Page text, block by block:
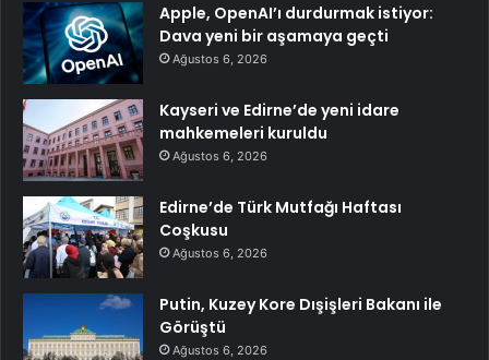
Apple, OpenAI’ı durdurmak istiyor:
Dava yeni bir aşamaya geçti
Ağustos 6, 2026
Kayseri ve Edirne’de yeni idare
mahkemeleri kuruldu
Ağustos 6, 2026
Edirne’de Türk Mutfağı Haftası
Coşkusu
Ağustos 6, 2026
Putin, Kuzey Kore Dışişleri Bakanı ile
Görüştü
Ağustos 6, 2026